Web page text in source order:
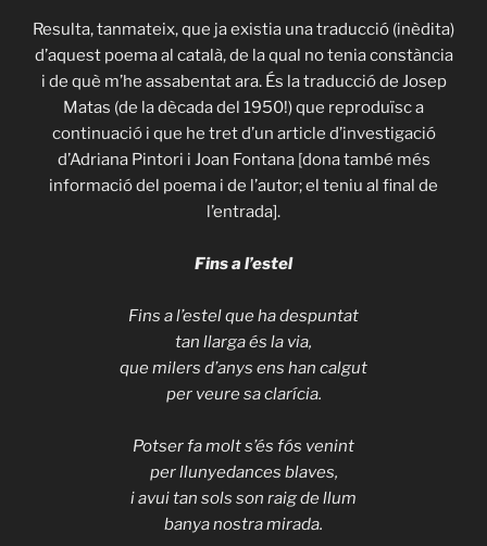
Resulta, tanmateix, que ja existia una traducció (inèdita)
d’aquest poema al català, de la qual no tenia constància
i de què m’he assabentat ara. És la traducció de Josep
Matas (de la dècada del 1950!) que reproduïsc a
continuació i que he tret d’un article d’investigació
d’Adriana Pintori i Joan Fontana [dona també més
informació del poema i de l’autor; el teniu al final de
l’entrada].
Fins a l’estel
Fins a l’estel que ha despuntat
tan llarga és la via,
que milers d’anys ens han calgut
per veure sa clarícia.
Potser fa molt s’és fós venint
per llunyedances blaves,
i avui tan sols son raig de llum
banya nostra mirada.